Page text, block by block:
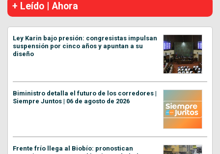
+ Leído | Ahora
Ley Karin bajo presión: congresistas impulsan
suspensión por cinco años y apuntan a su
diseño
Biministro detalla el futuro de los corredores |
Siempre Juntos | 06 de agosto de 2026
Frente frío llega al Biobío: pronostican